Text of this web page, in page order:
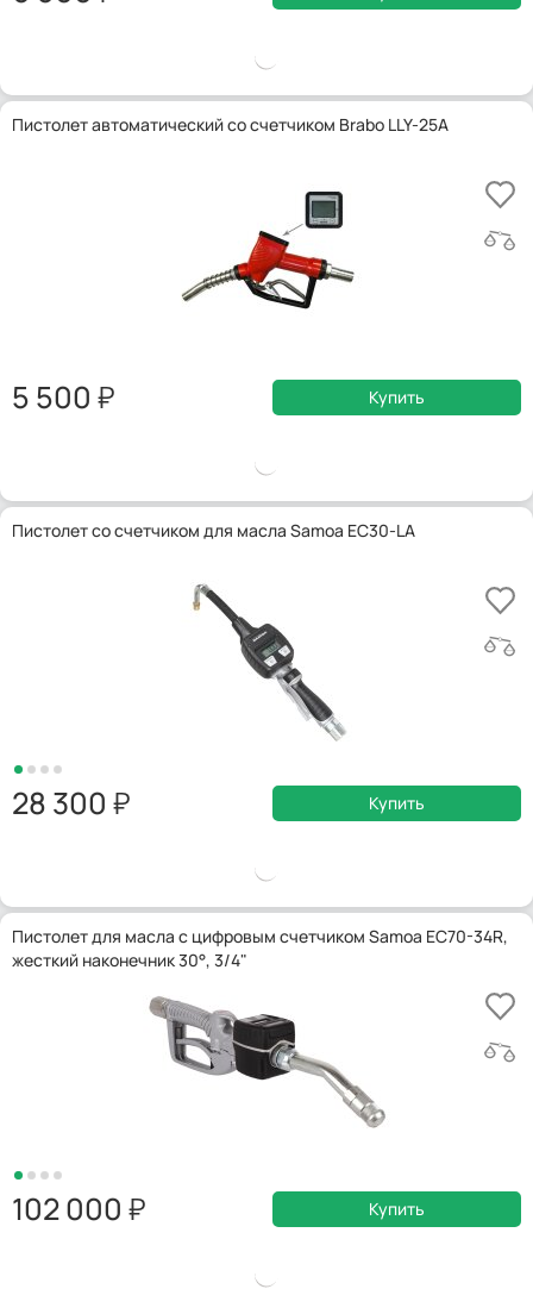
Пистолет автоматический со счетчиком Brabo LLY-25A
5 500 Купить
Пистолет со счетчиком для масла Samoa EC30-LA
28 300 Купить
Пистолет для масла с цифровым счетчиком Samoa EC70-34R,
жесткий наконечник 30°, 3/4"
102 000 Купить